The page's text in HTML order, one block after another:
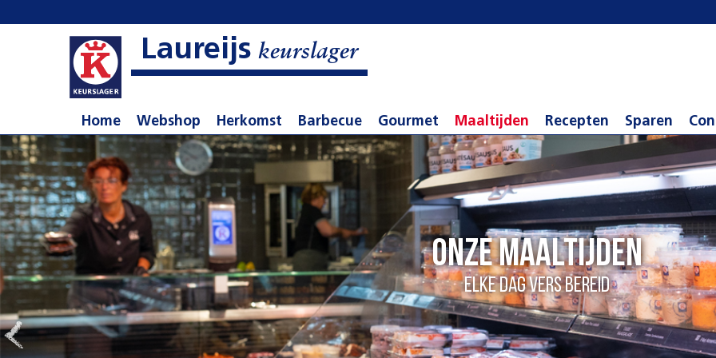
Laureijs keurslager
Home Webshop Herkomst Barbecue Gourmet Maaltijden Recepten Sparen
Onze maaltijden
Elke dag vers bereid